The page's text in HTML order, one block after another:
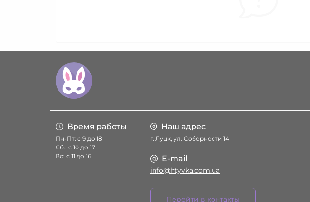
Время работы
Пн-Пт: с 9 до 18
Сб.: с 10 до 17
Вс: с 11 до 16
Наш адрес
г. Луцк, ул. Соборности 14
E-mail
info@htyvka.com.ua
Перейти в контакты